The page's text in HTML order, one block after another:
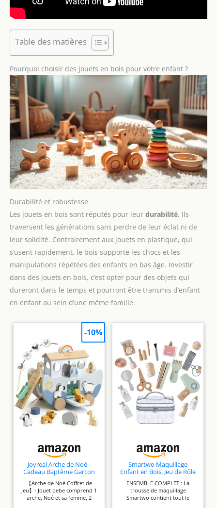
Table des matières
Pourquoi choisir des jouets en bois pour votre enfant ?
Durabilité et robustesse
Les jouets en bois sont réputés pour leur durabilité. Ils
traversent les générations sans perdre de leur éclat ni de
leur solidité. Contrairement aux jouets en plastique, qui
s’usent rapidement, le bois supporte les chocs et les
manipulations répétées des enfants en bas âge. Investir
dans des jouets en bois, c’est opter pour des objets qui
dureront dans le temps et pourront être transmis d’enfant
en enfant au sein d’une même famille.
Joyreal Arche de Noé -
Cadeau Baptême Garcon
Fille Enfant, Jeux
Montessori Enfants 1 2 3
Ans, Jouet en Bois Bebe
avec Animaux de la Ferme
【Arche de Noé Coffret de
Jeu】- Jouet bebe comprend 1
arche, Noé et sa femme, 2
-10%
Smartwo Maquillage
Enfant en Bois, Jeu de Rôle
Malette Faux Maquillage,
Coffre à Jouets Coiffure,
Accessoires Coiffeuse Fille,
ENSEMBLE COMPLET : La
trousse de maquillage
Smartwo contient tout le